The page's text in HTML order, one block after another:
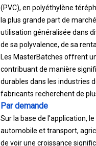
(PVC), en polyéthylène
la plus grande part de
utilisation généralisée dans
de sa polyvalence, de sa
Les MasterBatches offrent
contribuant de manière
durables dans les industries
fabricants recherchent de
Par demande
Sur la base de l'application,
automobile et transport,
de voir une croissance